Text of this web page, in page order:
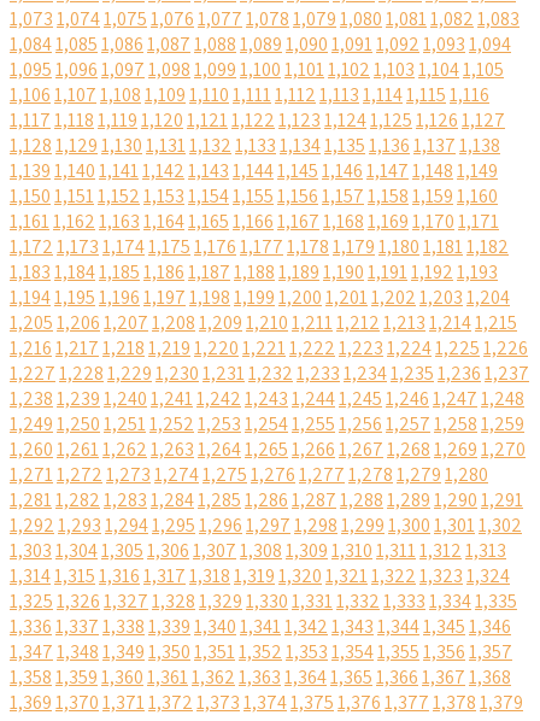
1,0731,0741,0751,0761,0771,0781,0791,0801,0811,0821,083
1,0841,0851,0861,0871,0881,0891,0901,0911,0921,0931,094
1,0951,0961,0971,0981,0991,1001,1011,1021,1031,1041,105
1,1061,1071,1081,1091,1101,1111,1121,1131,1141,1151,116
1,1171,1181,1191,1201,1211,1221,1231,1241,1251,1261,127
1,1281,1291,1301,1311,1321,1331,1341,1351,1361,1371,138
1,1391,1401,1411,1421,1431,1441,1451,1461,1471,1481,149
1,1501,1511,1521,1531,1541,1551,1561,1571,1581,1591,160
1,1611,1621,1631,1641,1651,1661,1671,1681,1691,1701,171
1,1721,1731,1741,1751,1761,1771,1781,1791,1801,1811,182
1,1831,1841,1851,1861,1871,1881,1891,1901,1911,1921,193
1,1941,1951,1961,1971,1981,1991,2001,2011,2021,2031,204
1,2051,2061,2071,2081,2091,2101,2111,2121,2131,2141,215
1,2161,2171,2181,2191,2201,2211,2221,2231,2241,2251,226
1,2271,2281,2291,2301,2311,2321,2331,2341,2351,2361,237
1,2381,2391,2401,2411,2421,2431,2441,2451,2461,2471,248
1,2491,2501,2511,2521,2531,2541,2551,2561,2571,2581,259
1,2601,2611,2621,2631,2641,2651,2661,2671,2681,2691,270
1,2711,2721,2731,2741,2751,2761,2771,2781,2791,280
1,2811,2821,2831,2841,2851,2861,2871,2881,2891,2901,291
1,2921,2931,2941,2951,2961,2971,2981,2991,3001,3011,302
1,3031,3041,3051,3061,3071,3081,3091,3101,3111,3121,313
1,3141,3151,3161,3171,3181,3191,3201,3211,3221,3231,324
1,3251,3261,3271,3281,3291,3301,3311,3321,3331,3341,335
1,3361,3371,3381,3391,3401,3411,3421,3431,3441,3451,346
1,3471,3481,3491,3501,3511,3521,3531,3541,3551,3561,357
1,3581,3591,3601,3611,3621,3631,3641,3651,3661,3671,368
1,3691,3701,3711,3721,3731,3741,3751,3761,3771,3781,379